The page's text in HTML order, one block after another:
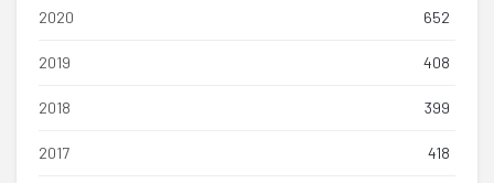
2020 652
2019 408
2018 399
2017 418